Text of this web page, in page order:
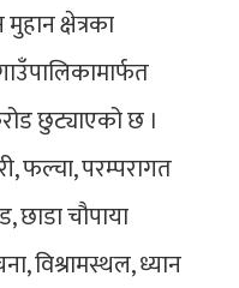
क्षेत्रका
छुट्याएको छ ।
फल्चा, परम्परागत
छाडा चौपाया
विश्रामस्थल, ध्यान